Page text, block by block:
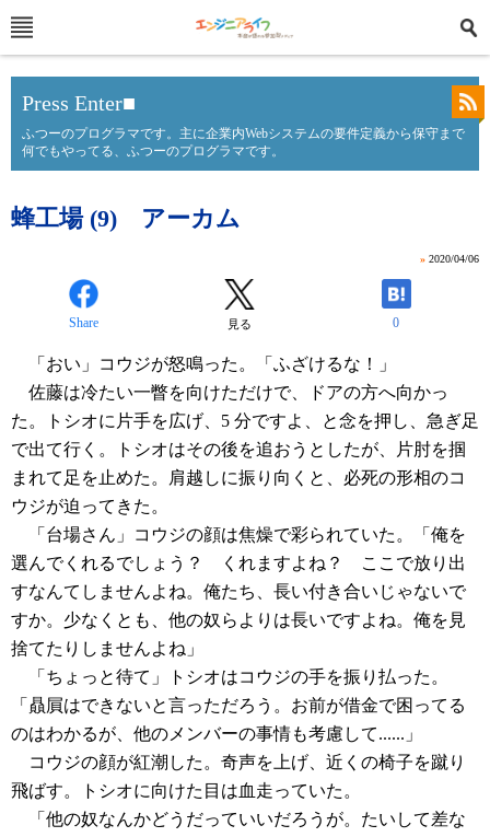
Press Enter■
ふつーのプログラマです。主に企業内Webシステムの要件定義から保守まで
何でもやってる、ふつーのプログラマです。
蜂工場 (9) アーカム
» 2020/04/06
Share 見る 0
「おい」コウジが怒鳴った。「ふざけるな！」
佐藤は冷たい一瞥を向けただけで、ドアの方へ向かっ
た。トシオに片手を広げ、5 分ですよ、と念を押し、急ぎ足
で出て行く。トシオはその後を追おうとしたが、片肘を掴
まれて足を止めた。肩越しに振り向くと、必死の形相のコ
ウジが迫ってきた。
「台場さん」コウジの顔は焦燥で彩られていた。「俺を
選んでくれるでしょう？ くれますよね？ ここで放り出
すなんてしませんよね。俺たち、長い付き合いじゃないで
すか。少なくとも、他の奴らよりは長いですよね。俺を見
捨てたりしませんよね」
「ちょっと待て」トシオはコウジの手を振り払った。
「贔屓はできないと言っただろう。お前が借金で困ってる
のはわかるが、他のメンバーの事情も考慮して......」
コウジの顔が紅潮した。奇声を上げ、近くの椅子を蹴り
飛ばす。トシオに向けた目は血走っていた。
「他の奴なんかどうだっていいだろうが。たいして差な